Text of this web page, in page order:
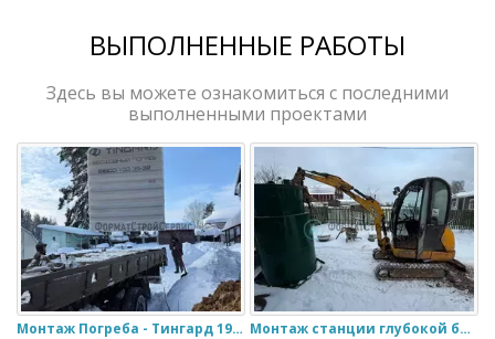
ВЫПОЛНЕННЫЕ РАБОТЫ
Здесь вы можете ознакомиться с последними
выполненными проектами
Монтаж Погреба - Тингард 1900 Монтаж станции глубокой биологической очистки ИталБио - 5 с колодцем дренажным для слива воды